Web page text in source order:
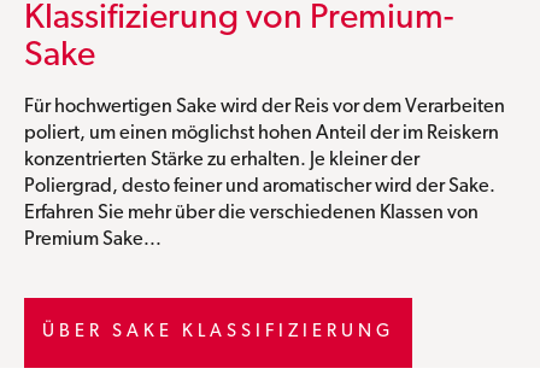
Klassifizierung von Premium-
Sake
Für hochwertigen Sake wird der Reis vor dem Verarbeiten
poliert, um einen möglichst hohen Anteil der im Reiskern
konzentrierten Stärke zu erhalten. Je kleiner der
Poliergrad, desto feiner und aromatischer wird der Sake.
Erfahren Sie mehr über die verschiedenen Klassen von
Premium Sake...
ÜBER SAKE KLASSIFIZIERUNG